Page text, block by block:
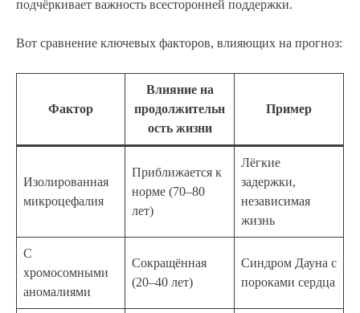
подчёркивает важность всесторонней поддержки.
Вот сравнение ключевых факторов, влияющих на прогноз:
Фактор
Влияние на
продолжительн
ость жизни
Пример
Изолированная
микроцефалия
Приближается к
норме (70–80
лет)
Лёгкие
задержки,
независимая
жизнь
С
хромосомными
аномалиями
Сокращённая
(20–40 лет)
Синдром Дауна с
пороками сердца